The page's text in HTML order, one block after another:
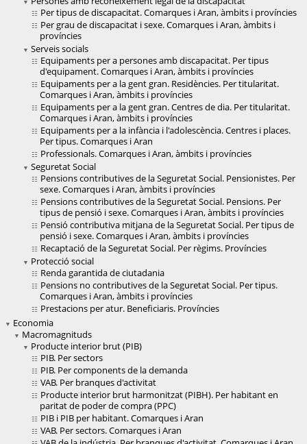
Per tipus de discapacitat. Comarques i Aran, àmbits i províncies
Per grau de discapacitat i sexe. Comarques i Aran, àmbits i
províncies
Serveis socials
Equipaments per a persones amb discapacitat. Per tipus
d'equipament. Comarques i Aran, àmbits i províncies
Equipaments per a la gent gran. Residències. Per titularitat.
Comarques i Aran, àmbits i províncies
Equipaments per a la gent gran. Centres de dia. Per titularitat.
Comarques i Aran, àmbits i províncies
Equipaments per a la infància i l'adolescència. Centres i places.
Per tipus. Comarques i Aran
Professionals. Comarques i Aran, àmbits i províncies
Seguretat Social
Pensions contributives de la Seguretat Social. Pensionistes. Per
sexe. Comarques i Aran, àmbits i províncies
Pensions contributives de la Seguretat Social. Pensions. Per
tipus de pensió i sexe. Comarques i Aran, àmbits i províncies
Pensió contributiva mitjana de la Seguretat Social. Per tipus de
pensió i sexe. Comarques i Aran, àmbits i províncies
Recaptació de la Seguretat Social. Per règims. Províncies
Protecció social
Renda garantida de ciutadania
Pensions no contributives de la Seguretat Social. Per tipus.
Comarques i Aran, àmbits i províncies
Prestacions per atur. Beneficiaris. Províncies
Economia
Macromagnituds
Producte interior brut (PIB)
PIB. Per sectors
PIB. Per components de la demanda
VAB. Per branques d'activitat
Producte interior brut harmonitzat (PIBH). Per habitant en
paritat de poder de compra (PPC)
PIB i PIB per habitant. Comarques i Aran
VAB. Per sectors. Comarques i Aran